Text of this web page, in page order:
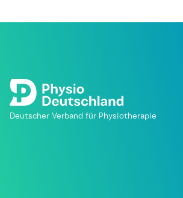
Deutscher Verband für Physiotherapie